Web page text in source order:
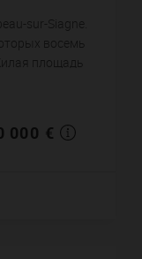
sur-Siagne.
восемь
площадь
000 €